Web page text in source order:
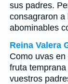
sus padres.
consagraron a
abominables
Reina Valera
Como uvas
fruta
vuestros